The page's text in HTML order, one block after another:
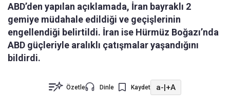
ABD’den yapılan açıklamada, İran bayraklı 2
gemiye müdahale edildiği ve geçişlerinin
engellendiği belirtildi. İran ise Hürmüz Boğazı’nda
ABD güçleriyle aralıklı çatışmalar yaşandığını
bildirdi.
Özetle Dinle Kaydet a-|+A